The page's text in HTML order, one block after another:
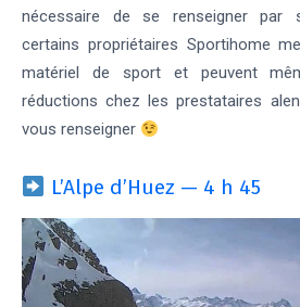
nécessaire de se renseigner par
certains propriétaires Sportihome
matériel de sport et peuvent
réductions chez les prestataires
vous renseigner
L’Alpe d’Huez — 4 h 45